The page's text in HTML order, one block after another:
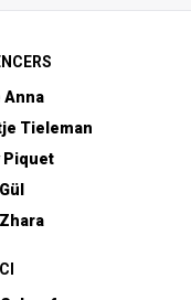
Anna
Tieleman
Piquet